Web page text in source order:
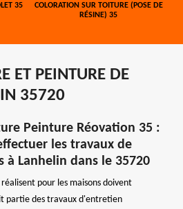
35
COLORATION SUR TOITURE (POSE DE
RÉSINE) 35
ET PEINTURE DE
35720
Peinture Réovation 35 :
les travaux de
à Lanhelin dans le 35720
pour les maisons doivent
partie des travaux d'entretien